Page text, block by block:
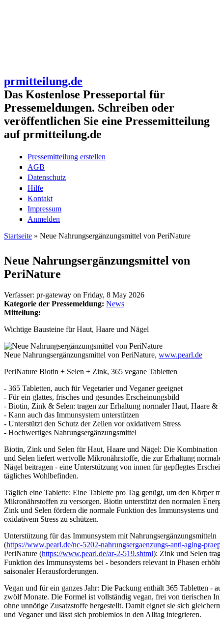
prmitteilung.de
Das Kostenlose Presseportal für
Pressemeldungen. Schreiben oder
veröffentlichen Sie eine Pressemitteilung
auf prmitteilung.de
Pressemitteilung erstellen
AGB
Datenschutz
Hilfe
Kontakt
Impressum
Anmelden
Startseite » Neue Nahrungsergänzungsmittel von PeriNature
Neue Nahrungsergänzungsmittel von
PeriNature
Verfasser: pr-gateway on Friday, 8 May 2026
Kategorie der Pressemeldung: News
Mitteilung:
Wichtige Bausteine für Haut, Haare und Nägel
Neue Nahrungsergänzungsmittel von PeriNature, www.pearl.de
PeriNature Biotin + Selen + Zink, 365 vegane Tabletten
- 365 Tabletten, auch für Vegetarier und Veganer geeignet
- Für ein glattes, frisches und gesundes Erscheinungsbild
- Biotin, Zink & Selen: tragen zur Erhaltung normaler Haut, Haare &
- Kann auch das Immunsystem unterstützen
- Unterstützt den Schutz der Zellen vor oxidativem Stress
- Hochwertiges Nahrungsergänzungsmittel
Biotin, Zink und Selen für Haut, Haare und Nägel: Die
und Selen liefert wertvolle Mikronährstoffe, die zur Erhaltung
Nägel beitragen - eine Unterstützung von innen für gepflegtes
tägliches Wohlbefinden.
Täglich eine Tablette: Eine Tablette pro Tag genügt, um den Körper
Mikronährstoffen zu versorgen. Biotin unterstützt den normalen
Zink und Selen fördern die normale Funktion des Immunsystems
oxidativem Stress zu schützen.
Unterstützung für das Immunsystem mit Nahrungsergänzungsmitteln
(https://www.pearl.de/nc-5202-nahrungsergaenzungs-anti-aging-
PeriNature (https://www.pearl.de/ar-2-519.shtml): Zink und Selen
Funktion des Immunsystems bei - besonders relevant in Phasen
saisonaler Herausforderungen.
Vegan und für ein ganzes Jahr: Die Packung enthält 365 Tabletten -
zwölf Monate. Die Formel ist vollständig vegan, frei von tierischen
ohne unnötige Zusatzstoffe hergestellt. Damit eignet sie sich
und Veganer und lässt sich problemlos in den Alltag integrieren.